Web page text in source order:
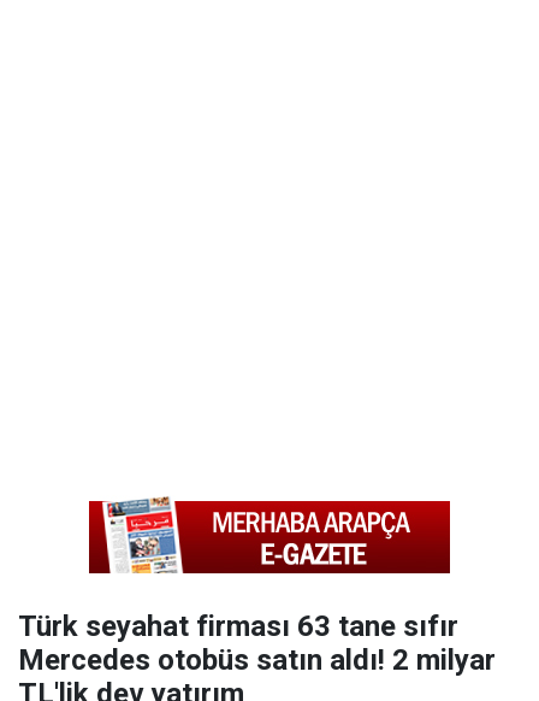
Türk seyahat firması 63 tane sıfır
Mercedes otobüs satın aldı! 2 milyar
TL'lik dev yatırım